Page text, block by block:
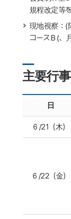
規程改定等
現地視察：(
コースＢ(、
主要行事
日
６/21（木）
６/22（金）